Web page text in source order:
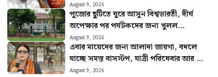
August 9, 2026
পুজোর ছুটিতে ঘুরে আসুন বিশ্বভারতী, দীর্ঘ
অপেক্ষার পর পর্যটকদের জন্য খুলল
শান্তিনিকেতন গৃহ
August 9, 2026
এবার মায়েদের জন্য আলাদা জায়গা, বদলে
যাচ্ছে সমস্ত বাসস্টপ, যাত্রী পরিষেবার আর কী
কী পরিবর্তন?
August 9, 2026